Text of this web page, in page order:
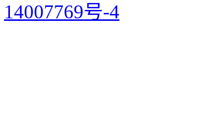
14007769号-4